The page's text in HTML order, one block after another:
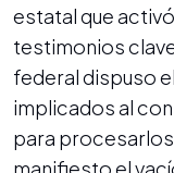
estatal que
testimonios
federal dispuso
implicados al
para